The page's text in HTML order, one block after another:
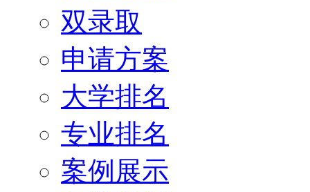
双录取
申请方案
大学排名
专业排名
案例展示